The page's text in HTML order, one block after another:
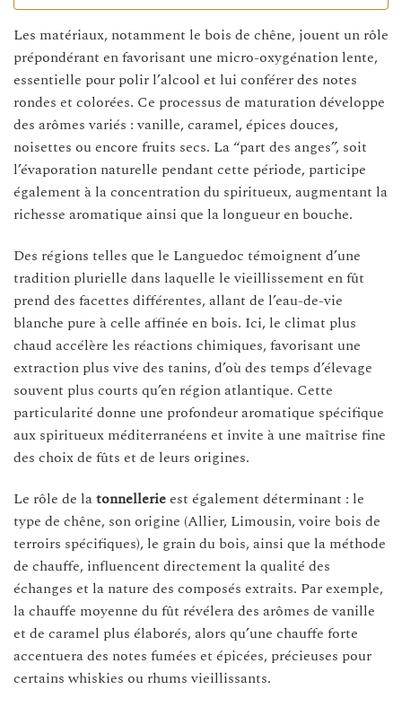
Les matériaux, notamment le bois de chêne, jouent un rôle
prépondérant en favorisant une micro-oxygénation lente,
essentielle pour polir l’alcool et lui conférer des notes
rondes et colorées. Ce processus de maturation développe
des arômes variés : vanille, caramel, épices douces,
noisettes ou encore fruits secs. La “part des anges”, soit
l’évaporation naturelle pendant cette période, participe
également à la concentration du spiritueux, augmentant la
richesse aromatique ainsi que la longueur en bouche.
Des régions telles que le Languedoc témoignent d’une
tradition plurielle dans laquelle le vieillissement en fût
prend des facettes différentes, allant de l’eau-de-vie
blanche pure à celle affinée en bois. Ici, le climat plus
chaud accélère les réactions chimiques, favorisant une
extraction plus vive des tanins, d’où des temps d’élevage
souvent plus courts qu’en région atlantique. Cette
particularité donne une profondeur aromatique spécifique
aux spiritueux méditerranéens et invite à une maîtrise fine
des choix de fûts et de leurs origines.
Le rôle de latonnellerieest également déterminant : le
type de chêne, son origine (Allier, Limousin, voire bois de
terroirs spécifiques), le grain du bois, ainsi que la méthode
de chauffe, influencent directement la qualité des
échanges et la nature des composés extraits. Par exemple,
la chauffe moyenne du fût révélera des arômes de vanille
et de caramel plus élaborés, alors qu’une chauffe forte
accentuera des notes fumées et épicées, précieuses pour
certains whiskies ou rhums vieillissants.